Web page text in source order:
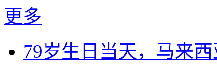
更多
79岁生日当天，马来